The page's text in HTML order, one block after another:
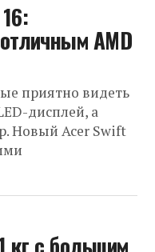
AMD
приятно видеть
дисплей, а
Новый Acer Swift
кг с большим